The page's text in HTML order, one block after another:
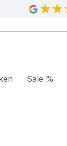
Sale %